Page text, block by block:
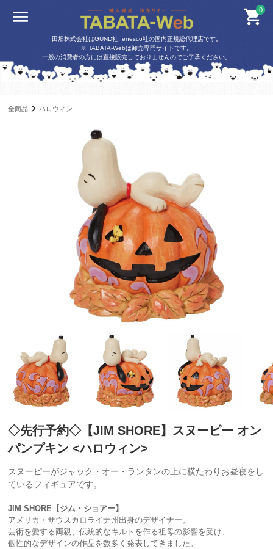
0
田畑株式会社はGUND社, enesco社の国内正規総代理店です。
※ TABATA-Webは卸売専門サイトです。
一般の消費者の方には直接販売しておりませんのでご了承ください。
全商品 ハロウィン
◇先行予約◇【JIM SHORE】スヌーピー オン
パンプキン <ハロウィン>
スヌーピーがジャック・オー・ランタンの上に横たわりお昼寝をし
ているフィギュアです。
JIM SHORE【ジム・ショアー】
アメリカ・サウスカロライナ州出身のデザイナー。
芸術を愛する両親、伝統的なキルトを作る祖母の影響を受け、
個性的なデザインの作品を数多く発表してきました。